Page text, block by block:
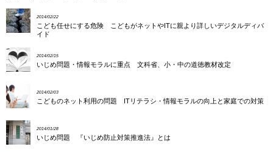
調査データ
2014/02/22
こども任せにする危険 こどもがネットやITに親より詳しいデジタルディバ
イド
2014/02/15
いじめ問題・情報モラルに重点 文科省、小・中の道徳教材改定
2014/02/03
こどものネット利用の問題 ITリテラシ・情報モラルの向上と家庭での対策
2014/01/28
いじめ問題 『いじめ防止対策推進法』とは